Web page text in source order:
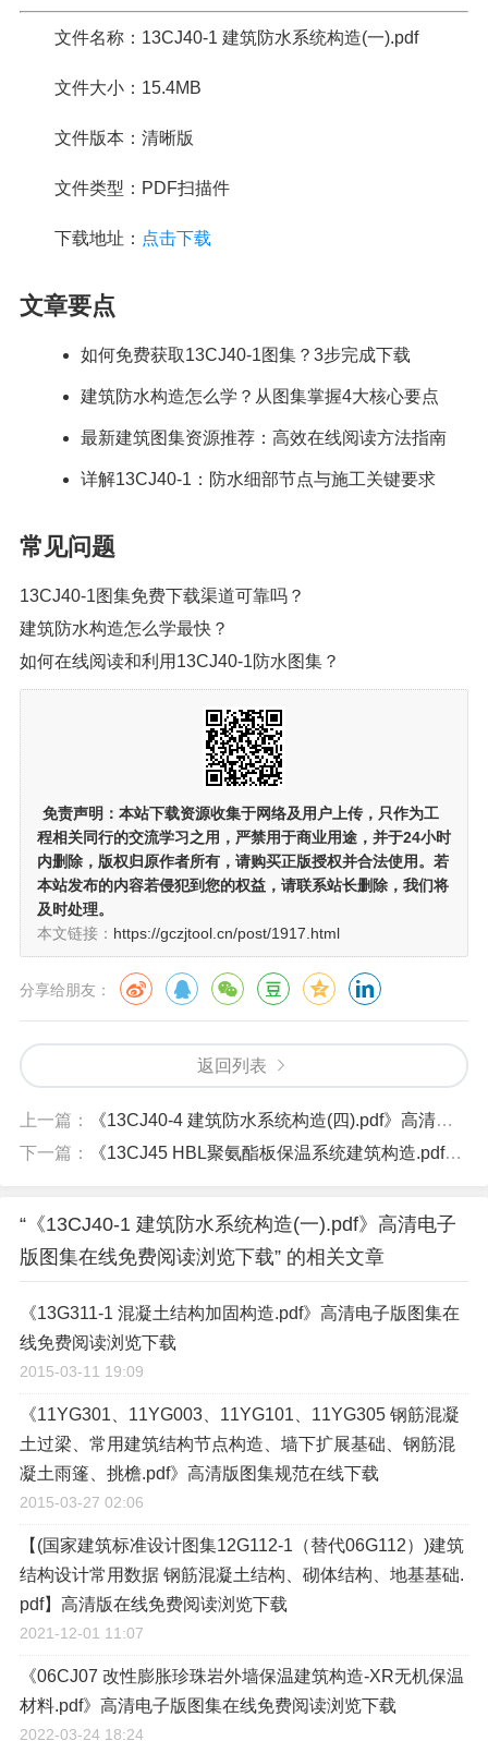
文件名称：13CJ40-1 建筑防水系统构造(一).pdf
文件大小：15.4MB
文件版本：清晰版
文件类型：PDF扫描件
下载地址： 点击下载
文章要点
如何免费获取13CJ40-1图集？3步完成下载
建筑防水构造怎么学？从图集掌握4大核心要点
最新建筑图集资源推荐：高效在线阅读方法指南
详解13CJ40-1：防水细部节点与施工关键要求
常见问题
13CJ40-1图集免费下载渠道可靠吗？
建筑防水构造怎么学最快？
如何在线阅读和利用13CJ40-1防水图集？
免责声明： 本站下载资源收集于网络及用户上传， 只作为工
程相关同行的交流学习之用 ，严禁用于商业用途，并于24小时
内删除，版权归原作者所有，请购买正版授权并合法使用。若
本站发布的内容若侵犯到您的权益，请联系站长删除，我们将
及时处理。
本文链接： https://gczjtool.cn/post/1917.html
分享给朋友：
返回列表
上一篇：
《13CJ40-4 建筑防水系统构造(四).pdf》高清电子版图集在线免费阅读浏览下载
下一篇：
《13CJ45 HBL聚氨酯板保温系统建筑构造.pdf》高清电子版图集在线免费阅读浏览下载
“《13CJ40-1 建筑防水系统构造(一).pdf》高清电子
版图集在线免费阅读浏览下载” 的相关文章
《13G311-1 混凝土结构加固构造.pdf》高清电子版图集在
线免费阅读浏览下载
2015-03-11 19:09
《11YG301、11YG003、11YG101、11YG305 钢筋混凝
土过梁、常用建筑结构节点构造、墙下扩展基础、钢筋混
凝土雨篷、挑檐.pdf》高清版图集规范在线下载
2015-03-27 02:06
【(国家建筑标准设计图集12G112-1（替代06G112）)建筑
结构设计常用数据 钢筋混凝土结构、砌体结构、地基基础.
pdf】高清版在线免费阅读浏览下载
2021-12-01 11:07
《06CJ07 改性膨胀珍珠岩外墙保温建筑构造-XR无机保温
材料.pdf》高清电子版图集在线免费阅读浏览下载
2022-03-24 18:24